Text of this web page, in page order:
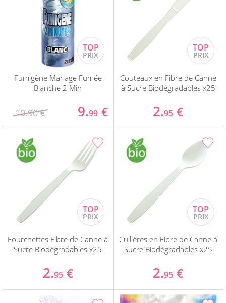
Fumigène Mariage Fumée
Blanche 2 Min
10.90 € 9.99 €
Couteaux en Fibre de Canne
à Sucre Biodégradables x25
2.95 €
Fourchettes Fibre de Canne à
Sucre Biodégradables x25
2.95 €
Cuillères en Fibre de Canne à
Sucre Biodégradables x25
2.95 €